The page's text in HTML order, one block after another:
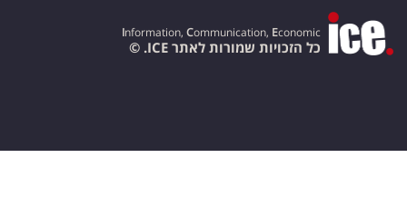
Information, Communication, Economic
כל הזכויות שמורות לאתר ICE. ©